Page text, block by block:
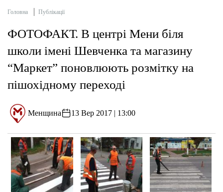
Головна Публікації
ФОТОФАКТ. В центрі Мени біля
школи імені Шевченка та магазину
“Маркет” поновлюють розмітку на
пішохідному переході
Менщина 13 Вер 2017 | 13:00